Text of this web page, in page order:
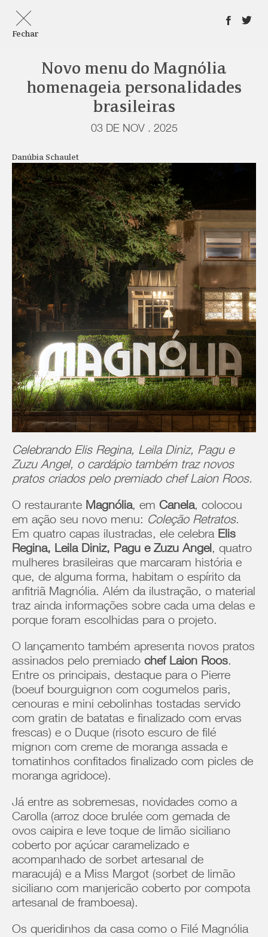
Fechar
Novo menu do Magnólia
homenageia personalidades
brasileiras
03 DE NOV . 2025
Danúbia Schaulet
Celebrando Elis Regina, Leila Diniz, Pagu e
Zuzu Angel, o cardápio também traz novos
pratos criados pelo premiado chef Laion Roos.
O restaurante Magnólia, em Canela, colocou
em ação seu novo menu: Coleção Retratos.
Em quatro capas ilustradas, ele celebra Elis
Regina, Leila Diniz, Pagu e Zuzu Angel, quatro
mulheres brasileiras que marcaram história e
que, de alguma forma, habitam o espírito da
anfitriã Magnólia. Além da ilustração, o material
traz ainda informações sobre cada uma delas e
porque foram escolhidas para o projeto.
O lançamento também apresenta novos pratos
assinados pelo premiado chef Laion Roos.
Entre os principais, destaque para o Pierre
(boeuf bourguignon com cogumelos paris,
cenouras e mini cebolinhas tostadas servido
com gratin de batatas e finalizado com ervas
frescas) e o Duque (risoto escuro de filé
mignon com creme de moranga assada e
tomatinhos confitados finalizado com picles de
moranga agridoce).
Já entre as sobremesas, novidades como a
Carolla (arroz doce brulée com gemada de
ovos caipira e leve toque de limão siciliano
coberto por açúcar caramelizado e
acompanhado de sorbet artesanal de
maracujá) e a Miss Margot (sorbet de limão
siciliano com manjericão coberto por compota
artesanal de framboesa).
Os queridinhos da casa como o Filé Magnólia